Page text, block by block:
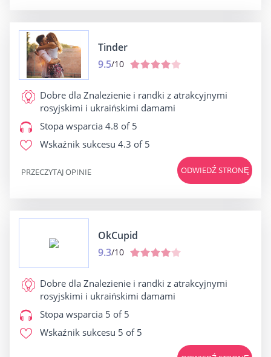
Tinder
9.5/10
Dobre dla Znalezienie i randki z atrakcyjnymi
rosyjskimi i ukraińskimi damami
Stopa wsparcia 4.8 of 5
Wskaźnik sukcesu 4.3 of 5
ODWIEDŹ STRONĘ
PRZECZYTAJ OPINIE
OkCupid
9.3/10
Dobre dla Znalezienie i randki z atrakcyjnymi
rosyjskimi i ukraińskimi damami
Stopa wsparcia 5 of 5
Wskaźnik sukcesu 5 of 5